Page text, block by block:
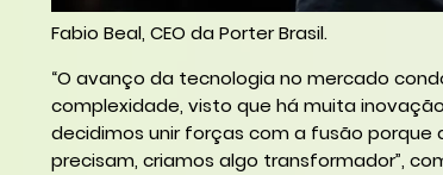
Fabio Beal, CEO da Porter Brasil.
“O avanço da tecnologia no mercado
complexidade, visto que há muita
decidimos unir forças com a fusão
precisam, criamos algo transformador”,